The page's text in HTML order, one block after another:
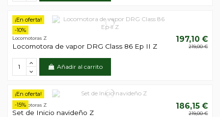
¡En oferta!
-10%
Locomotoras Z
Locomotora de vapor DRG Class 86 Ep II Z
197,10 €
219,00 €
Añadir al carrito
¡En oferta!
-15%
Locomotoras Z
Set de Inicio navideño Z
186,15 €
219,00 €